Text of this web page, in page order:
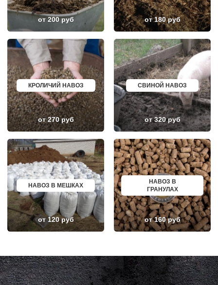
ЖИЛЕВО
ЖУКОВСКИЙ
ЗАГОРЯНСКИЙ
ЗАПРУДНЯ
ЗАРЕЧЬЕ
ЗВЕНИГОРОД
ЗЕЛЕНОГРАД
ЗЕЛЕНОГРАДСКИЙ
ЗНАМЯ ОКТЯБРЯ
ИВАНТЕЕВКА
ИКША
ИСТРА
КАЛИНИНЕЦ
КАШИРА
КИЕВСКИЙ
КЛИМОВСК
КЛЯЗЬМА
КНУТОВО
КОЖИНО
КОКОШКИНО
КОЛЮБАКИНО
КОММУНАРКА
КОНСТАНТИНОВО
КОРЕНЕВО
КОРОЛЕВ
КОСИНО
КОТЕЛЬНИКИ
КРАСКОВО
КРАСНОЗАВОДСК
КРАСНОЗНАМЕНСК
КРАТОВО
КРЮКОВО
ХАСАВЮРТ
УХТА
НОРИЛЬСК
РЕЖ
НЕВИННОМЫССК
ГОРНО АЛТАЙСК
КИНЕШМА
СЕРОВ
АЛЬМЕТЬЕВСК
ГРОЗНЫЙ
ЗЛАТОУСТ
НОВОЧЕБОКСАРСК
МИРНЫЙ
ГЕОРГИЕВСК
НОВОКУЙБЫШЕВСК
МИНЕРАЛЬНЫЕ ВОДЫ
ЕЛЕЦ
ПАВЛОВО
КИСЛОВОДСК
КРОПОТКИН
УСОЛЬЕ
НИЖНЕВАРТОВСК
КОРЕНОВСК
ПИОНЕРСКИЙ
КИРИШИ
САРОВ
ЧАПАЕВСК
АЛЕКСИН
ПРИОЗЕРСК
САЛЬСК
ТОБОЛЬСК
ВОТКИНСК
от 200 руб от 180 руб
КРОЛИЧИЙ НАВОЗ
от 270 руб
СВИНОЙ НАВОЗ
от 320 руб
НАВОЗ В МЕШКАХ
от 120 руб
НАВОЗ В
ГРАНУЛАХ
от 160 руб